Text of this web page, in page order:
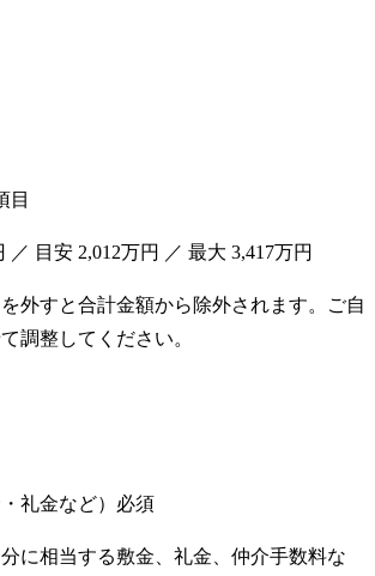
目
／ 目安 2,012万円 ／ 最大 3,417万円
外すと合計金額から除外されます。ご自
調整してください。
礼金など） 必須
に相当する敷金、礼金、仲介手数料な